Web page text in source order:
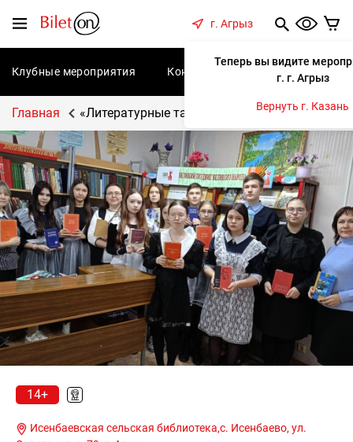
Меню
г. Агрыз
Теперь вы видите
г. г. Агрыз
Вернуть г. Казань
Клубные мероприятия Концерты Спектакли
Главная «Литературные тайны»
14+